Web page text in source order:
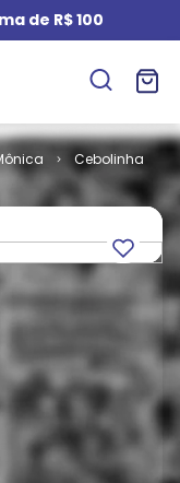
de R$ 100
Cebolinha